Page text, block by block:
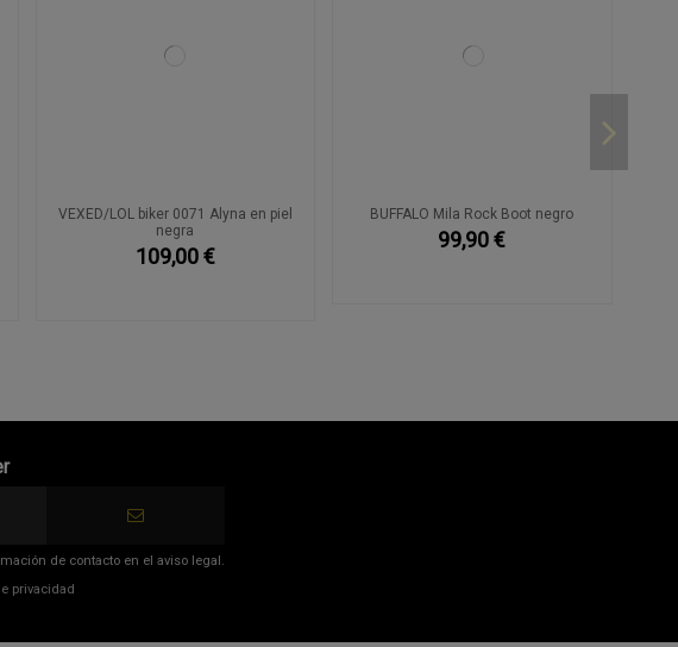
VEXED/LOL biker 0071 Alyna en piel
negra
109,00 €
BUFFALO Mila Rock Boot negro
99,90 €
de contacto en el aviso legal.
privacidad